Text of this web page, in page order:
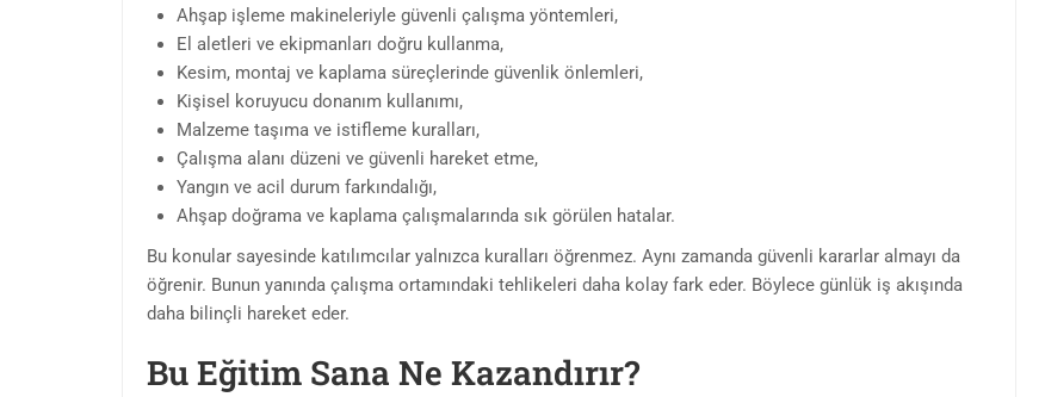
Ahşap işleme makineleriyle güvenli çalışma yöntemleri,
El aletleri ve ekipmanları doğru kullanma,
Kesim, montaj ve kaplama süreçlerinde güvenlik önlemleri,
Kişisel koruyucu donanım kullanımı,
Malzeme taşıma ve istifleme kuralları,
Çalışma alanı düzeni ve güvenli hareket etme,
Yangın ve acil durum farkındalığı,
Ahşap doğrama ve kaplama çalışmalarında sık görülen hatalar.
Bu konular sayesinde katılımcılar yalnızca kuralları öğrenmez. Aynı zamanda güvenli kararlar almayı da
öğrenir. Bunun yanında çalışma ortamındaki tehlikeleri daha kolay fark eder. Böylece günlük iş akışında
daha bilinçli hareket eder.
Bu Eğitim Sana Ne Kazandırır?